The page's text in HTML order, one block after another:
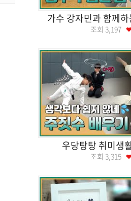
가수 강자민과 함께
조회 3,197
우당탕탕 취미생
조회 3,315